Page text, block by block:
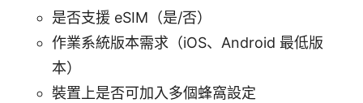
是否支援 eSIM（是/否）
作業系統版本需求（iOS、Android 最低版
本）
裝置上是否可加入多個蜂窩設定